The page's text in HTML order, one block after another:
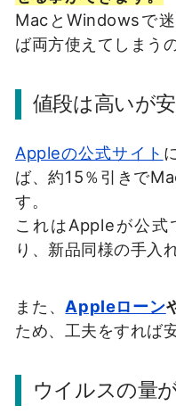
MacとWindowsで
ば両方使えてしまう
値段は高いが
Appleの公式サイト
ば、約15％引きで
す。
これはAppleが公式
り、新品同様の手入
また、 Appleローン
ため、工夫をすれば
ウイルスの量